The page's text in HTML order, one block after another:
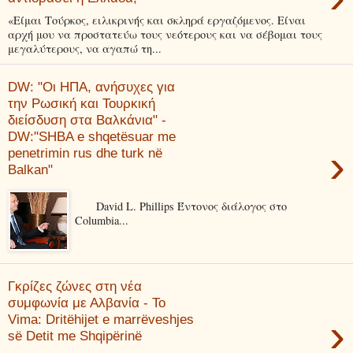
«Είμαι Τούρκος, ειλικρινής και σκληρά εργαζόμενος. Είναι
αρχή μου να προστατεύω τους νεότερους και να σέβομαι τους
μεγαλύτερους, να αγαπώ τη...
DW: "Οι ΗΠΑ, ανήσυχες για
την Ρωσική και Τουρκική
διείσδυση στα Βαλκάνια" -
DW:"SHBA e shqetësuar me
penetrimin rus dhe turk në
Balkan"
›
David L. Phillips Έντονος διάλογος στο
Columbia...
Γκρίζες ζώνες στη νέα
συμφωνία με Αλβανία - To
Vima: Dritëhijet e marrëveshjes
së Detit me Shqipërinë
›